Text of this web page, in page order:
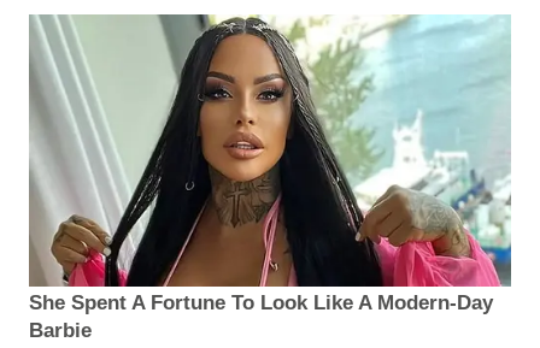
She Spent A Fortune To Look Like A Modern-Day
Barbie